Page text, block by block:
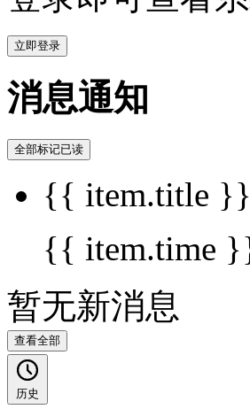
立即登录
消息通知
全部标记已读
{{ item.title }}
{{ item.time
暂无新消息
查看全部
历史